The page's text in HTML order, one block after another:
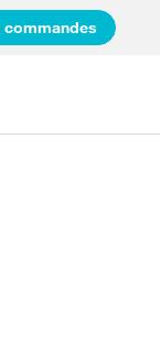
commandes